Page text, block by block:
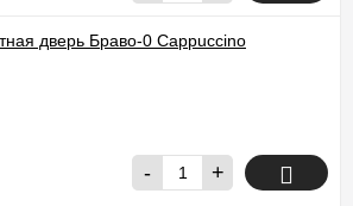
дверь Браво-0 Cappuccino
- +